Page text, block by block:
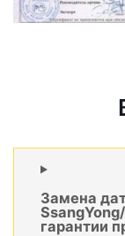
Замена
гарантии